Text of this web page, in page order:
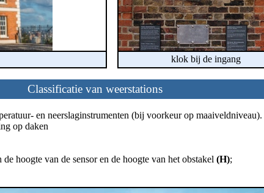
klok bij de ingang
Classificatie van weerstations
en neerslaginstrumenten (bij voorkeur op
op daken
hoogte van de sensor en de hoogte van het obstakel (H);